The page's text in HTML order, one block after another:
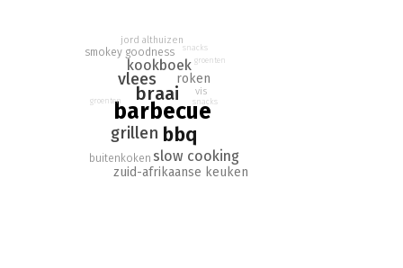
Kookboek van het Jaar 2016 én Kookboek van het Jaar 2017.
barbecue
bbq
braai
grillen
vlees
kookboek
slow cooking
zuid-afrikaanse keuken
roken
smokey goodness
buitenkoken
vis
jord althuizen
snacks
groenten
snacks
groenten